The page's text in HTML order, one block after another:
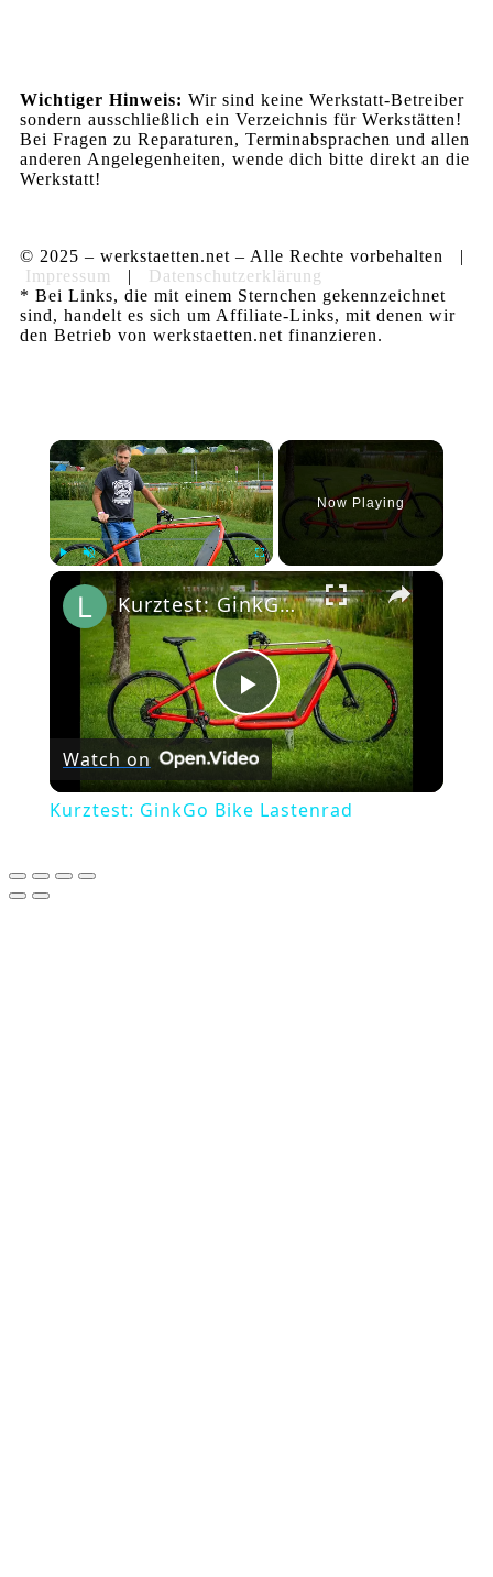
Wichtiger Hinweis: Wir sind keine Werkstatt-Betreiber
sondern ausschließlich ein Verzeichnis für Werkstätten!
Bei Fragen zu Reparaturen, Terminabsprachen und allen
anderen Angelegenheiten, wende dich bitte direkt an die
Werkstatt!
© 2025 – werkstaetten.net – Alle Rechte vorbehalten |
Impressum
| Datenschutzerklärung
* Bei Links, die mit einem Sternchen gekennzeichnet
sind, handelt es sich um Affiliate-Links, mit denen wir
den Betrieb von werkstaetten.net finanzieren.
×
Unmute Fullscreen
Now Playing
×
Play
Video
Kurztest: GinkGo Bike Lastenrad
Watch on
Kurztest: GinkGo Bike Lastenrad